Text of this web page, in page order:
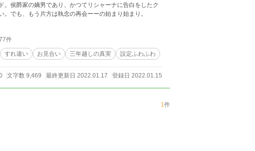
るただ一人の人。 最低最悪なお見合い。でも、もう片方は執念の再会ーーの始まり始まり。
件
すれ違い お見合い 三年越しの真実 設定ふわふわ
文字数 9,469 最終更新日 2022.01.17 登録日 2022.01.15
1件